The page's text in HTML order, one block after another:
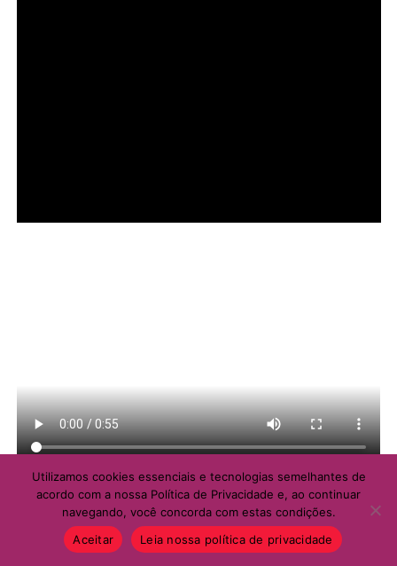
MULHER SOCIAL
DIVERSAS 07/08/2026
Semana termina com mais de mil
Utilizamos cookies essenciais e tecnologias semelhantes de
acordo com a nossa Política de Privacidade e, ao continuar
navegando, você concorda com estas condições.
Aceitar
Leia nossa política de privacidade